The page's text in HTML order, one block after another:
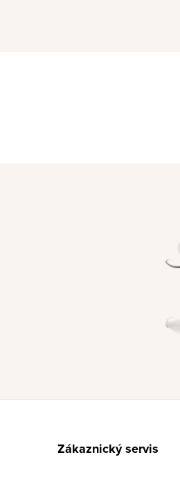
Zákaznický servis